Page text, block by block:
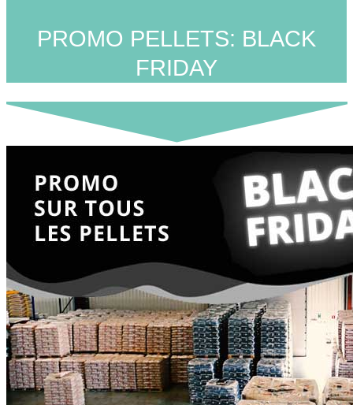
PROMO PELLETS: BLACK
FRIDAY